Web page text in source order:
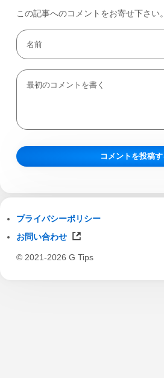
この記事へのコメントをお寄せ下さい。
プライバシーポリシー
お問い合わせ
© 2021-2026 G Tips